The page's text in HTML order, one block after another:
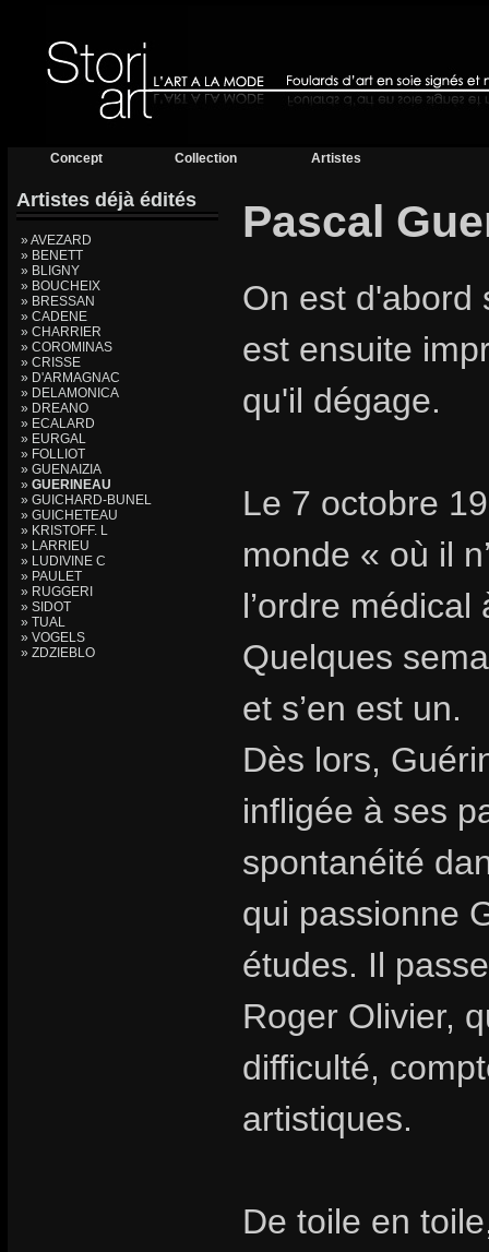
Concept Collection Artistes
Artistes déjà édités
» AVEZARD
» BENETT
» BLIGNY
» BOUCHEIX
» BRESSAN
» CADENE
» CHARRIER
» COROMINAS
» CRISSE
» D'ARMAGNAC
» DELAMONICA
» DREANO
» ECALARD
» EURGAL
» FOLLIOT
» GUENAIZIA
» GUERINEAU
» GUICHARD-BUNEL
» GUICHETEAU
» KRISTOFF. L
» LARRIEU
» LUDIVINE C
» PAULET
» RUGGERI
» SIDOT
» TUAL
» VOGELS
» ZDZIEBLO
Pascal
On est d'abord
est ensuite
qu'il dégage.
Le 7 octobre
monde « où il
l’ordre
Quelques
et s’en est un.
Dès lors,
infligée à ses
spontanéité
qui passionne
études. Il
Roger Olivier,
difficulté,
artistiques.
De toile en